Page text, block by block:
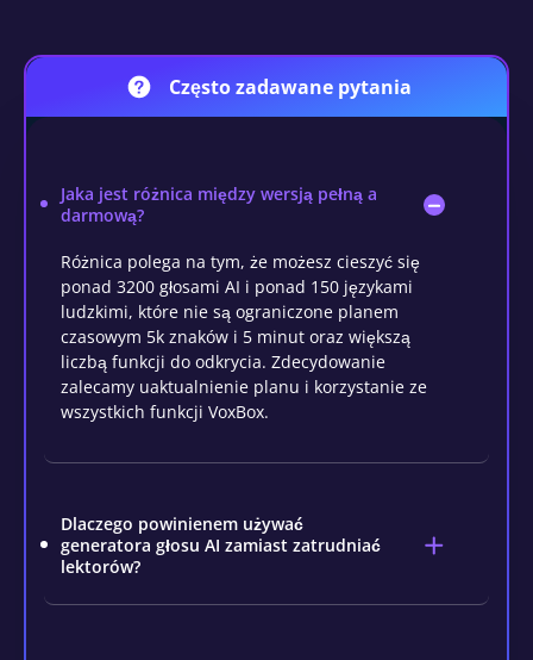
Często zadawane pytania
Jaka jest różnica między wersją pełną a
darmową?
Różnica polega na tym, że możesz cieszyć się
ponad 3200 głosami AI i ponad 150 językami
ludzkimi, które nie są ograniczone planem
czasowym 5k znaków i 5 minut oraz większą
liczbą funkcji do odkrycia. Zdecydowanie
zalecamy uaktualnienie planu i korzystanie ze
wszystkich funkcji VoxBox.
Dlaczego powinienem używać
generatora głosu AI zamiast zatrudniać
lektorów?